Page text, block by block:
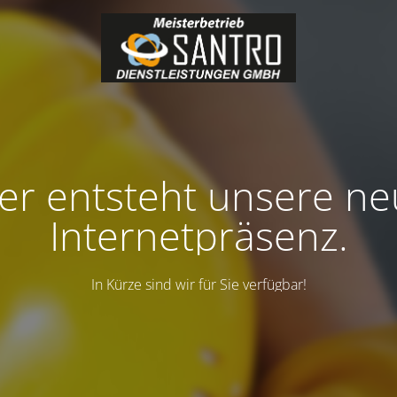
entsteht unsere
Internetpräsenz.
In Kürze sind wir für Sie verfügbar!